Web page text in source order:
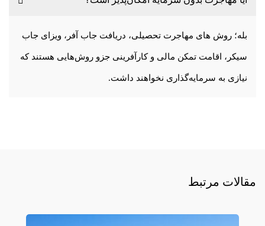
بله؛ روش های مهاجرت تحصیلی، دریافت جاب آفر، ویزای جاب
سیکر، اقامت تمکن مالی و کارآفرینی جزو روش‌هایی هستند که
نیازی به سرمایه‌گذاری نخواهند داشت.
مقالات مرتبط